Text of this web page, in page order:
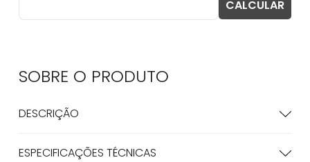
SOBRE O PRODUTO
DESCRIÇÃO
ESPECIFICAÇÕES TÉCNICAS